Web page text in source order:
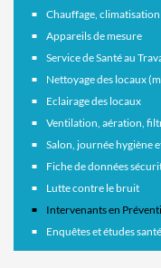
Chauffage,
Appareils de mesure
Service de Santé au
Nettoyage des locaux
Eclairage des locaux
Ventilation, aération,
Salon, journée hygiène
Fiche de données
Lutte contre le bruit
Intervenants en
Enquêtes et études